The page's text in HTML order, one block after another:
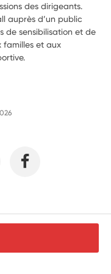
des dirigeants.
auprès d’un public
de sensibilisation et de
familles et aux